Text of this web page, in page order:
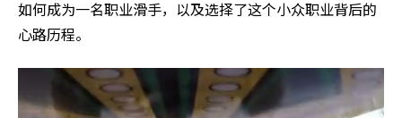
如何成为一名职业滑手，以及选择了这个小众职业背后的
心路历程。